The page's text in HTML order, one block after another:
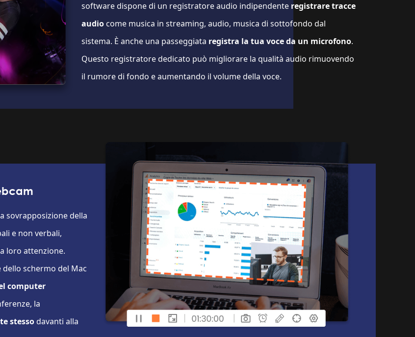
software dispone di un registratore audio indipendente registrare tracce
audio come musica in streaming, audio, musica di sottofondo dal
sistema. È anche una passeggiata registra la tua voce da un microfono.
Questo registratore dedicato può migliorare la qualità audio rimuovendo
il rumore di fondo e aumentando il volume della voce.
sovrapposizione della
e non verbali,
loro attenzione.
schermo del Mac
computer
la
stesso davanti alla